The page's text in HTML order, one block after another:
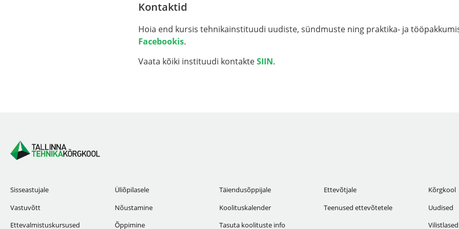
Kontaktid
Hoia end kursis tehnikainstituudi uudiste, sündmuste ning praktika- ja
Facebookis.
Vaata kõiki instituudi kontakteSIIN.
Sisseastujale
Vastuvõtt
Ettevalmistuskursused
Üliõpilasele
Nõustamine
Õppimine
Täiendusõppijale
Koolituskalender
Tasuta koolituste info
Ettevõtjale
Teenused ettevõtetele
Kõrgkool
Uudised
Vilistlased